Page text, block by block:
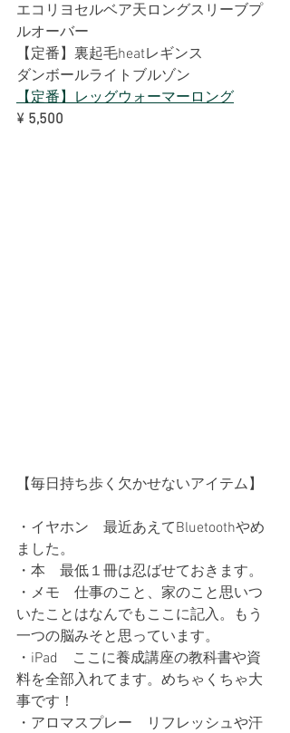
エコリヨセルベア天ロングスリーブプ
ルオーバー
【定番】裏起毛heatレギンス
ダンボールライトブルゾン
【定番】レッグウォーマーロング
¥ 5,500
【毎日持ち歩く欠かせないアイテム】
・イヤホン　最近あえてBluetoothやめ
ました。
・本　最低１冊は忍ばせておきます。
・メモ　仕事のこと、家のこと思いつ
いたことはなんでもここに記入。もう
一つの脳みそと思っています。
・iPad　ここに養成講座の教科書や資
料を全部入れてます。めちゃくちゃ大
事です！
・アロマスプレー　リフレッシュや汗